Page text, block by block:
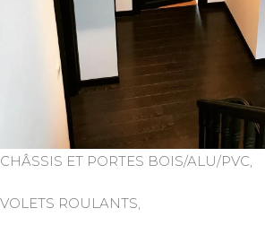
CHÂSSIS ET PORTES BOIS/ALU/PVC,
VOLETS ROULANTS,